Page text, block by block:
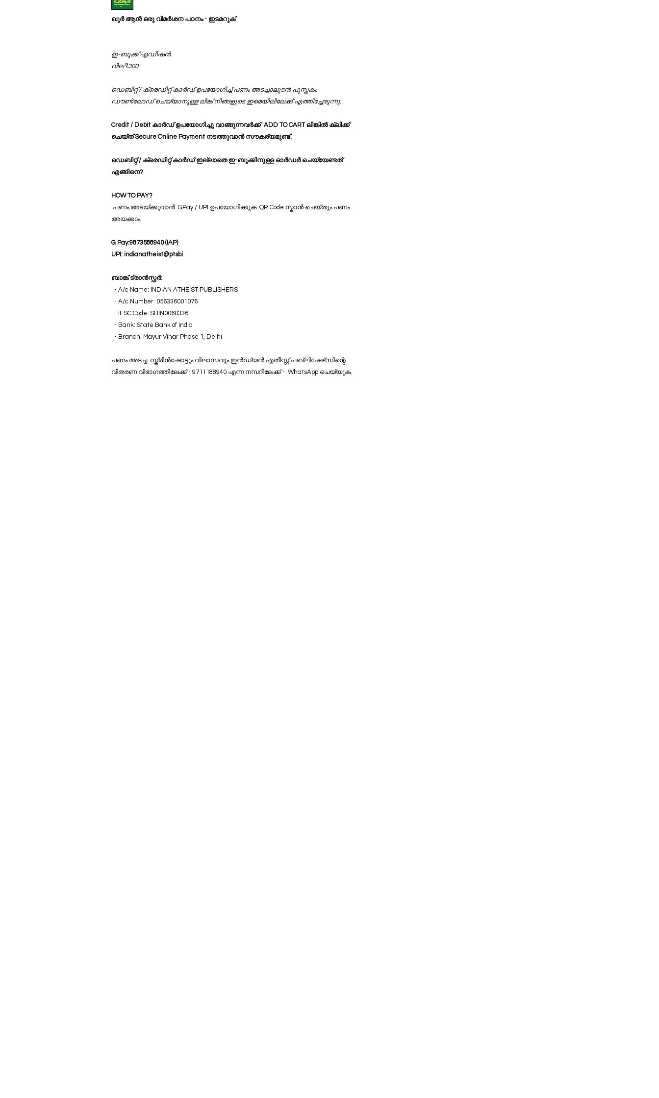
ഖുർ ആൻ ഒരു വിമർശന പഠനം - ഇടമറുക്
ഇ-ബുക്ക് എഡീഷൻ
വില₹300
ഡെബിറ്റ് / ക്രെഡിറ്റ് കാർഡ് ഉപയോഗിച്ച് പണം അടച്ചാലുടൻ പുസ്തകം
ഡൗൺലോഡ് ചെയ്യാനുള്ള ലിങ്ക് നിങ്ങളുടെ ഇമെയിലിലേക്ക് എത്തിച്ചേരുന്നു.
Credit / Debit കാർഡ് ഉപയോഗിച്ചു വാങ്ങുന്നവർക്ക് ADD TO CART ലിങ്കിൽ ക്ലിക്ക്
ചെയ്ത് Secure Online Payment നടത്തുവാൻ സൗകര്യമുണ്ട്.
ഡെബിറ്റ് / ക്രെഡിറ്റ് കാർഡ് ഇല്ലാതെ ഇ-ബുക്കിനുള്ള ഓർഡർ ചെയ്യേണ്ടത്
എങ്ങിനെ?
HOW TO PAY?
പണം അടയ്ക്കുവാൻ GPay / UPI ഉപയോഗിക്കുക. QR Code സ്കാൻ ചെയ്തും പണം
അയക്കാം.
G Pay:9873588940 (IAP)
UPI: indianatheist@ptsbi
ബാങ്ക് ട്രാൻസ്ഫർ:
- A/c Name: INDIAN ATHEIST PUBLISHERS
- A/c Number: 056336001076
- IFSC Code: SBIN0060336
- Bank: State Bank of India
- Branch: Mayur Vihar Phase 1, Delhi
പണം അടച്ച സ്ക്രീൻഷോട്ടും വിലാസവും ഇൻഡ്യൻ എതീസ്റ്റ് പബ്ലിഷേഴ്‌സിന്റെ
വിതരണ വിഭാഗത്തിലേക്ക് - 9711188940 എന്ന നമ്പറിലേക്ക് - WhatsApp ചെയ്യുക.